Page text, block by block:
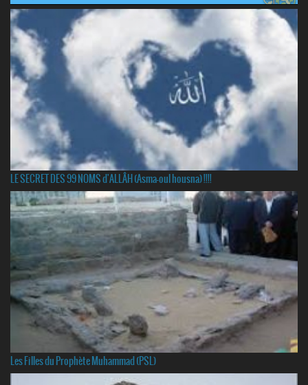
LE SECRET DES 99 NOMS d'ALLÂH (Asma-oul housna) !!!!
Les Filles du Prophète Muhammad (PSL)